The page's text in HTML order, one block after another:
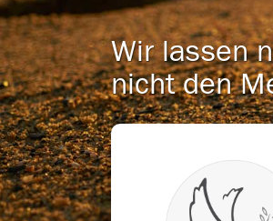
Wir lassen
nicht den